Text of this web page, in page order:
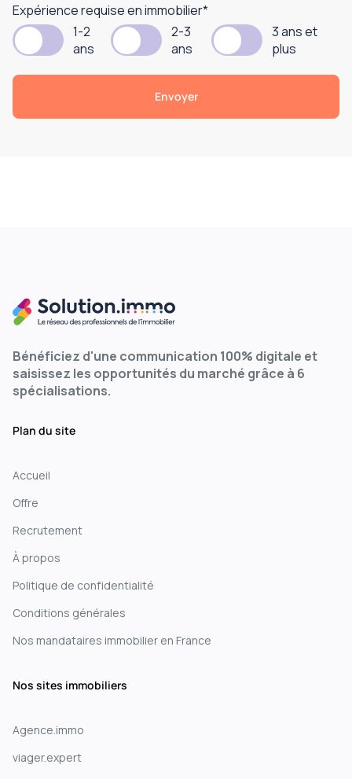
Expérience requise en immobilier*
1-2
ans
2-3
ans
3 ans et
plus
Bénéficiez d'une communication 100% digitale et
saisissez les opportunités du marché grâce à 6
spécialisations.
Plan du site
Accueil
Offre
Recrutement
À propos
Politique de confidentialité
Conditions générales
Nos mandataires immobilier en France
Nos sites immobiliers
Agence.immo
viager.expert